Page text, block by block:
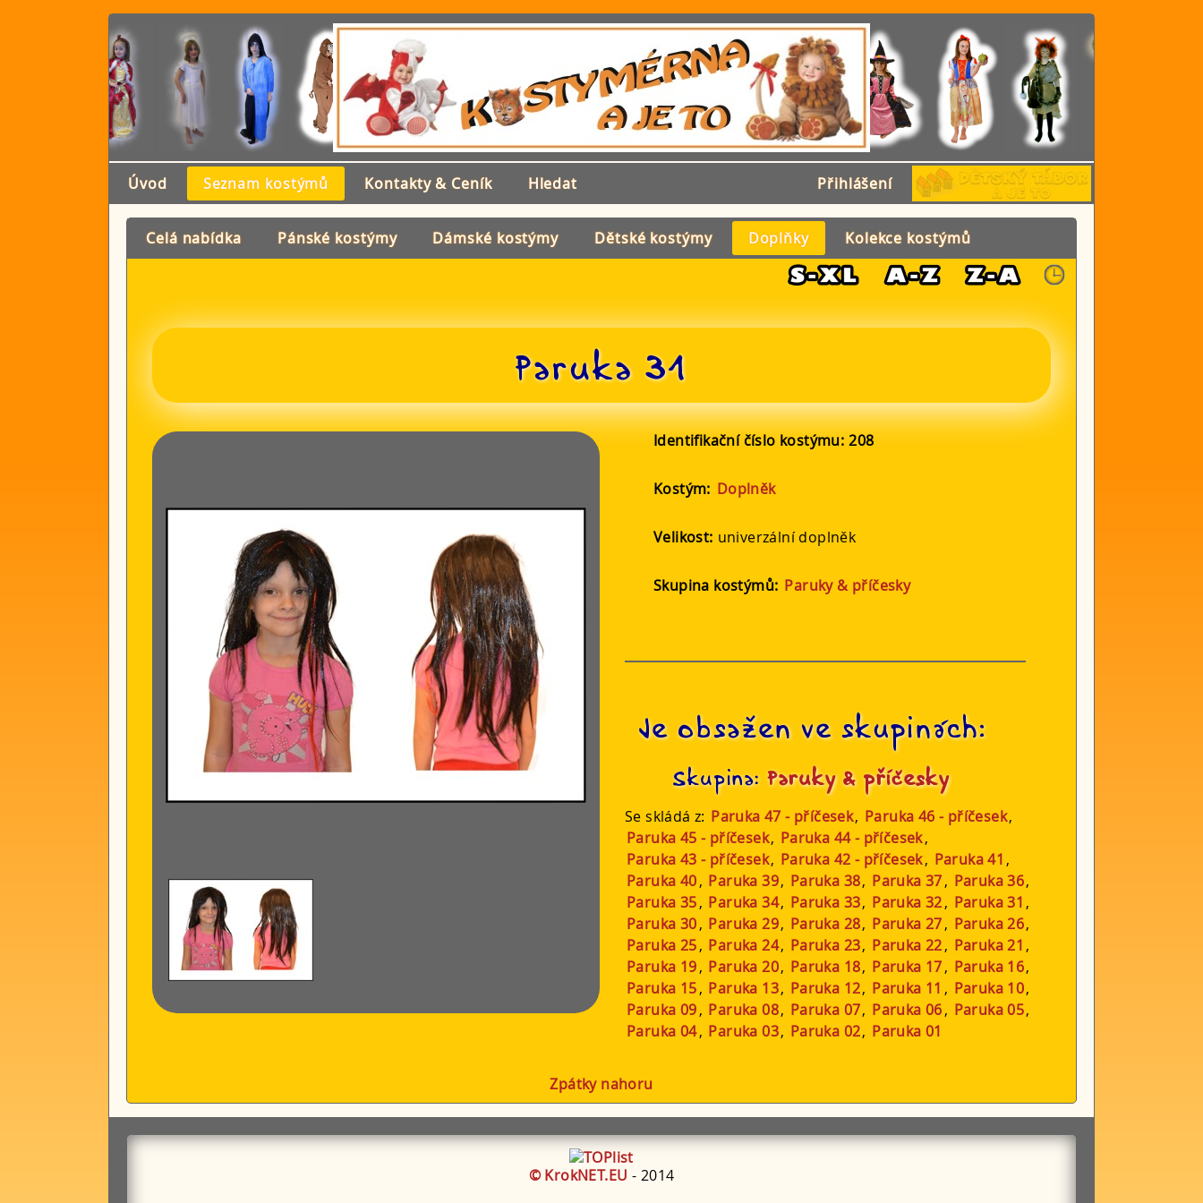
Úvod Seznam kostýmů Kontakty & Ceník Hledat Přihlášení
Celá nabídka Pánské kostýmy Dámské kostýmy Dětské kostýmy Doplňky Kolekce kostýmů
Paruka 31
Identifikační číslo kostýmu: 208
Kostým: Doplněk
Velikost: univerzální doplněk
Skupina kostýmů: Paruky & příčesky
Je obsažen ve skupinách:
Skupina: Paruky & příčesky
Se skládá z: Paruka 47 - příčesek, Paruka 46 - příčesek,
Paruka 45 - příčesek, Paruka 44 - příčesek,
Paruka 43 - příčesek, Paruka 42 - příčesek, Paruka 41 ,
Paruka 40, Paruka 39, Paruka 38, Paruka 37, Paruka 36,
Paruka 35, Paruka 34, Paruka 33, Paruka 32, Paruka 31 ,
Paruka 30, Paruka 29, Paruka 28, Paruka 27, Paruka 26,
Paruka 25, Paruka 24, Paruka 23, Paruka 22, Paruka 21 ,
Paruka 19, Paruka 20, Paruka 18, Paruka 17, Paruka 16,
Paruka 15, Paruka 13, Paruka 12, Paruka 11 , Paruka 10,
Paruka 09, Paruka 08, Paruka 07, Paruka 06, Paruka 05,
Paruka 04, Paruka 03, Paruka 02, Paruka 01
Zpátky nahoru
© KrokNET.EU - 2014